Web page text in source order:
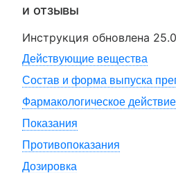
и отзывы
Инструкция обновлена
Действующие вещества
Состав и форма выпуска
Фармакологическое действие
Показания
Противопоказания
Дозировка